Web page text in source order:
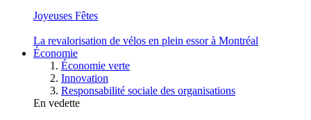
Joyeuses Fêtes
La revalorisation de vélos en plein essor à Montréal
Économie
Économie verte
Innovation
Responsabilité sociale des organisations
En vedette